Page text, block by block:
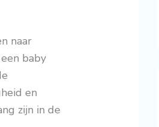
naar
baby
en
zijn in de